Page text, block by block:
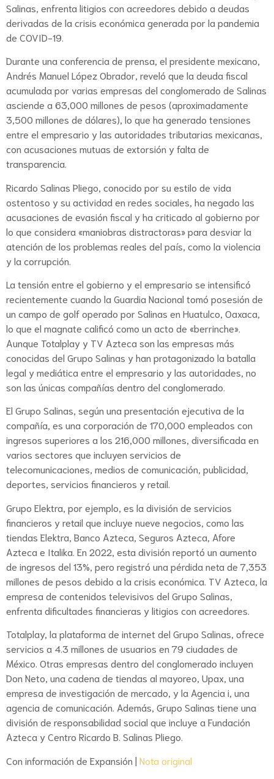
Salinas, enfrenta litigios con acreedores debido a deudas
derivadas de la crisis económica generada por la pandemia
de COVID-19.
Durante una conferencia de prensa, el presidente mexicano,
Andrés Manuel López Obrador, reveló que la deuda fiscal
acumulada por varias empresas del conglomerado de Salinas
asciende a 63,000 millones de pesos (aproximadamente
3,500 millones de dólares), lo que ha generado tensiones
entre el empresario y las autoridades tributarias mexicanas,
con acusaciones mutuas de extorsión y falta de
transparencia.
Ricardo Salinas Pliego, conocido por su estilo de vida
ostentoso y su actividad en redes sociales, ha negado las
acusaciones de evasión fiscal y ha criticado al gobierno por
lo que considera «maniobras distractoras» para desviar la
atención de los problemas reales del país, como la violencia
y la corrupción.
La tensión entre el gobierno y el empresario se intensificó
recientemente cuando la Guardia Nacional tomó posesión de
un campo de golf operado por Salinas en Huatulco, Oaxaca,
lo que el magnate calificó como un acto de «berrinche».
Aunque Totalplay y TV Azteca son las empresas más
conocidas del Grupo Salinas y han protagonizado la batalla
legal y mediática entre el empresario y las autoridades, no
son las únicas compañías dentro del conglomerado.
El Grupo Salinas, según una presentación ejecutiva de la
compañía, es una corporación de 170,000 empleados con
ingresos superiores a los 216,000 millones, diversificada en
varios sectores que incluyen servicios de
telecomunicaciones, medios de comunicación, publicidad,
deportes, servicios financieros y retail.
Grupo Elektra, por ejemplo, es la división de servicios
financieros y retail que incluye nueve negocios, como las
tiendas Elektra, Banco Azteca, Seguros Azteca, Afore
Azteca e Italika. En 2022, esta división reportó un aumento
de ingresos del 13%, pero registró una pérdida neta de 7,353
millones de pesos debido a la crisis económica. TV Azteca, la
empresa de contenidos televisivos del Grupo Salinas,
enfrenta dificultades financieras y litigios con acreedores.
Totalplay, la plataforma de internet del Grupo Salinas, ofrece
servicios a 4.3 millones de usuarios en 79 ciudades de
México. Otras empresas dentro del conglomerado incluyen
Don Neto, una cadena de tiendas al mayoreo, Upax, una
empresa de investigación de mercado, y la Agencia i, una
agencia de comunicación. Además, Grupo Salinas tiene una
división de responsabilidad social que incluye a Fundación
Azteca y Centro Ricardo B. Salinas Pliego.
Con información de Expansión | Nota original